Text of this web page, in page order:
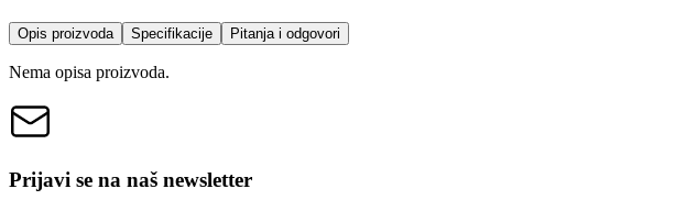
Opis proizvoda Specifikacije Pitanja i odgovori
Nema opisa proizvoda.
Prijavi se na naš newsletter